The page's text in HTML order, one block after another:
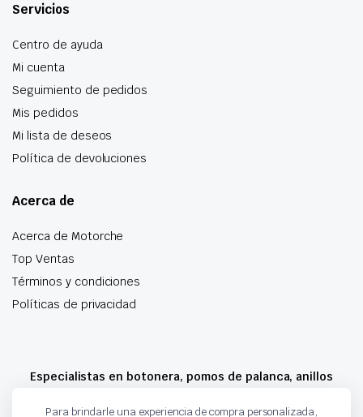
Servicios
Centro de ayuda
Mi cuenta
Seguimiento de pedidos
Mis pedidos
Mi lista de deseos
Política de devoluciones
Acerca de
Acerca de Motorche
Top Ventas
Términos y condiciones
Políticas de privacidad
Especialistas en botonera, pomos de palanca, anillos
Para brindarle una experiencia de compra personalizada,